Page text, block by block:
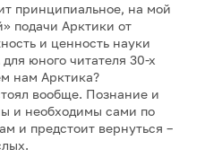
принципиальное, на мой
подачи Арктики от
и ценность науки
юного читателя 30-х
нам Арктика?
вообще. Познание и
и необходимы сами по
и предстоит вернуться –